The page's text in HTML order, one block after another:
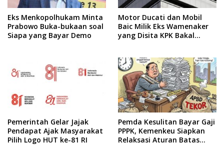
Eks Menkopolhukam Minta
Prabowo Buka-bukaan soal
Siapa yang Bayar Demo
Motor Ducati dan Mobil
Baic Milik Eks Wamenaker
yang Disita KPK Bakal
Pemerintah Gelar Jajak
Pendapat Ajak Masyarakat
Pilih Logo HUT ke-81 RI
Pemda Kesulitan Bayar Gaji
PPPK, Kemenkeu Siapkan
Relaksasi Aturan Batas